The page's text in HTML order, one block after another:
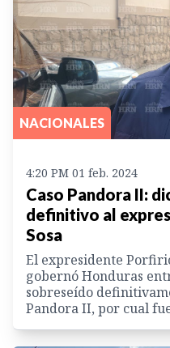
NACIONALES
4:20 PM 01 feb. 2024
Caso Pandora II:
definitivo al
Sosa
El expresidente
gobernó Honduras
sobreseído
Pandora II, por cual